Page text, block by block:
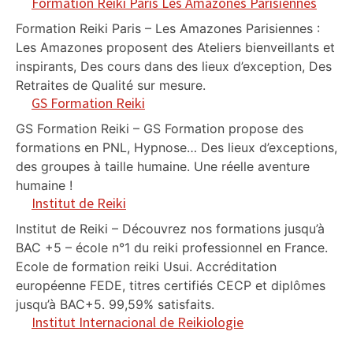
Formation Reiki Paris – Les Amazones Parisiennes :
Les Amazones proposent des Ateliers bienveillants et
inspirants, Des cours dans des lieux d’exception, Des
Retraites de Qualité sur mesure.
GS Formation Reiki
GS Formation Reiki – GS Formation propose des
formations en PNL, Hypnose… Des lieux d’exceptions,
des groupes à taille humaine. Une réelle aventure
humaine !
Institut de Reiki
Institut de Reiki – Découvrez nos formations jusqu’à
BAC +5 – école n°1 du reiki professionnel en France.
Ecole de formation reiki Usui. Accréditation
européenne FEDE, titres certifiés CECP et diplômes
jusqu’à BAC+5. 99,59% satisfaits.
Institut Internacional de Reikiologie